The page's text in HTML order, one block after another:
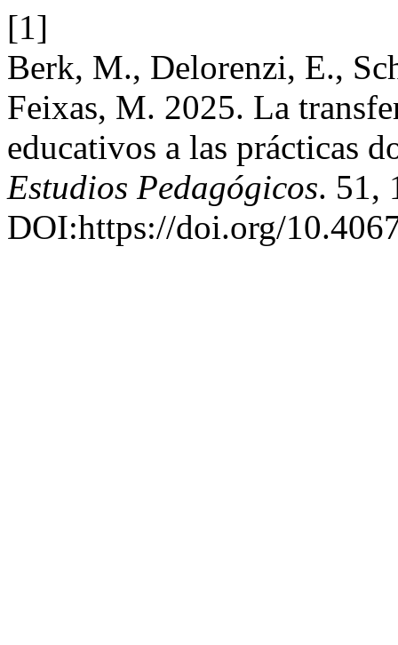
[1]
Berk, M., Delorenzi, E.,
Feixas, M. 2025. La
educativos a las prácticas
Estudios Pedagógicos. 51,
DOI:https://doi.org/